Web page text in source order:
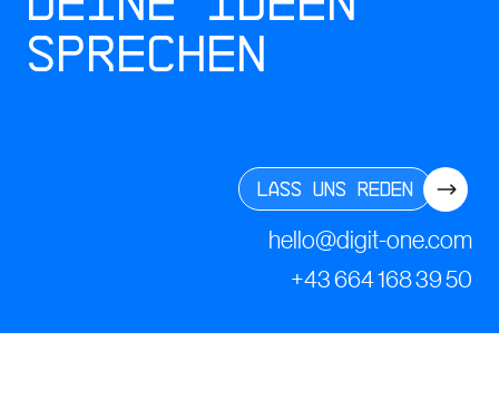
sprechen
Lass uns reden
hello@digit-one.com
+43 664 168 39 50